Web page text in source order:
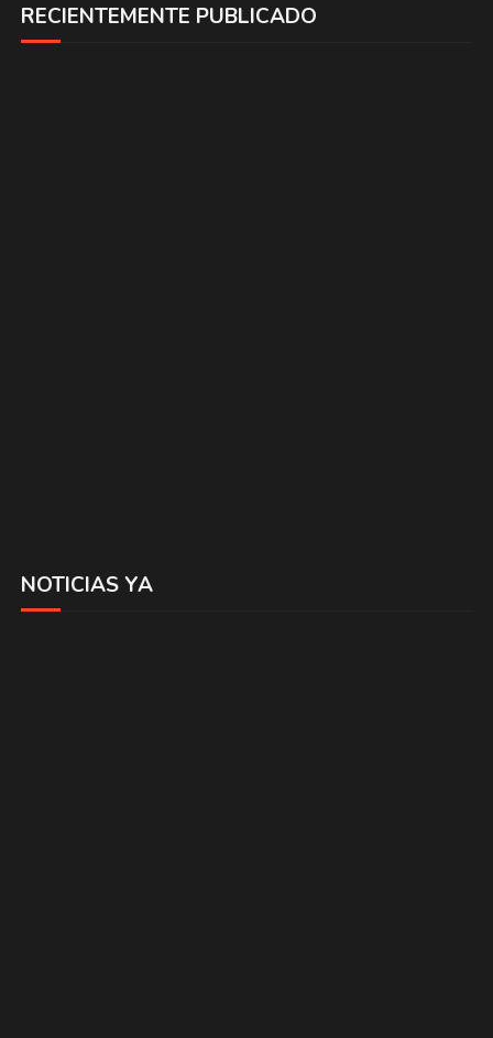
RECIENTEMENTE PUBLICADO
NOTICIAS YA